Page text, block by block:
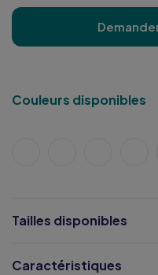
Couleurs disponibles
Tailles disponibles
Caractéristiques